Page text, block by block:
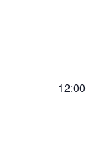
12:00